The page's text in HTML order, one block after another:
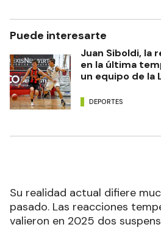
Puede interesarte
Juan Siboldi, la
en la última
un equipo de la
DEPORTES
Su realidad actual difiere
pasado. Las reacciones
valieron en 2025 dos